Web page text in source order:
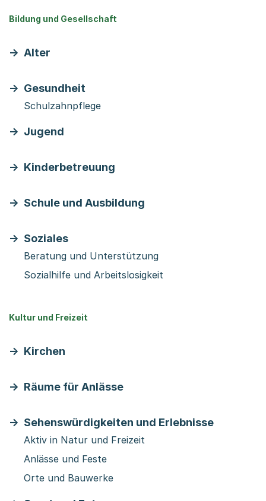
Bildung und Gesellschaft
Alter
Gesundheit
Schulzahnpflege
Jugend
Kinderbetreuung
Schule und Ausbildung
Soziales
Beratung und Unterstützung
Sozialhilfe und Arbeitslosigkeit
Kultur und Freizeit
Kirchen
Räume für Anlässe
Sehenswürdigkeiten und Erlebnisse
Aktiv in Natur und Freizeit
Anlässe und Feste
Orte und Bauwerke